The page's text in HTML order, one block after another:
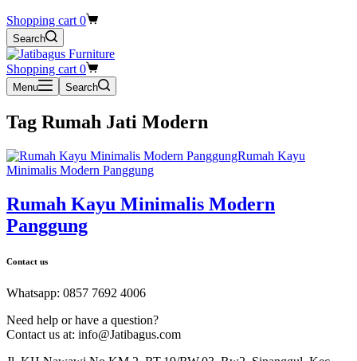
Shopping cart 0
Search
Shopping cart 0
Menu Search
Tag Rumah Jati Modern
Rumah Kayu Minimalis Modern
Panggung
Contact us
Whatsapp: 0857 7692 4006
Need help or have a question?
Contact us at: info@Jatibagus.com